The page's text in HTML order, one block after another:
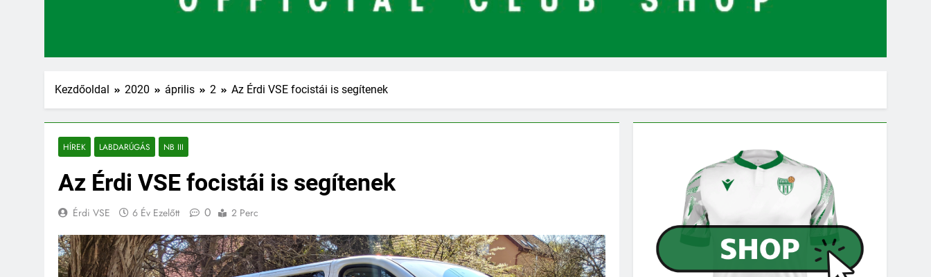
Kezdőoldal 2020 április 2 Az Érdi VSE focistái is segítenek
HÍREK LABDARÚGÁS NB III
Az Érdi VSE focistái is segítenek
Érdi VSE 6 Év Ezelőtt 0 2 Perc